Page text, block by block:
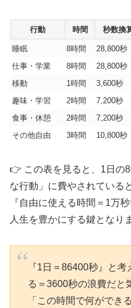
行動 時間 秒数換
睡眠 8時間 28,800秒
仕事・学業
8時間 28,800秒
移動
1時間 3,600秒
趣味・学習
2時間 7,200秒
食事・休憩
2時間 7,200秒
その他自由
3時間 10,800秒
👉 この表を見ると、1日の
な行動」に費やされている
『自由に使える時間＝1万
人生を豊かにする鍵となり
『1日＝86400秒』と
る＝3600秒の浪費だと
「この時間で何ができ